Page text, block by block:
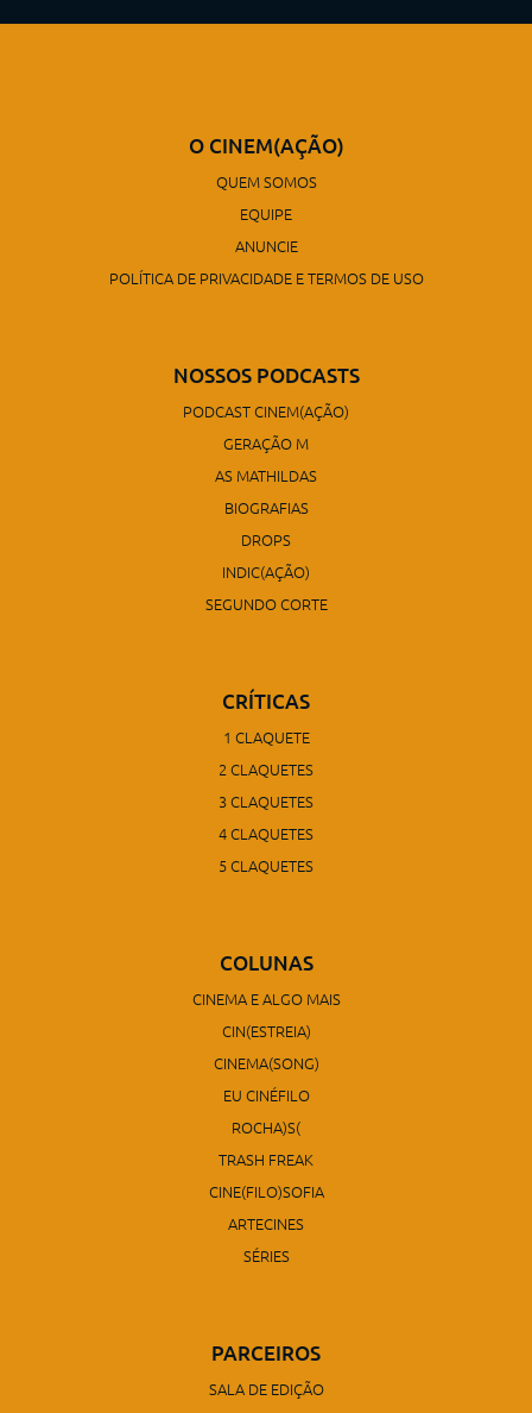
O CINEM(AÇÃO)
QUEM SOMOS
EQUIPE
ANUNCIE
POLÍTICA DE PRIVACIDADE E TERMOS DE USO
NOSSOS PODCASTS
PODCAST CINEM(AÇÃO)
GERAÇÃO M
AS MATHILDAS
BIOGRAFIAS
DROPS
INDIC(AÇÃO)
SEGUNDO CORTE
CRÍTICAS
1 CLAQUETE
2 CLAQUETES
3 CLAQUETES
4 CLAQUETES
5 CLAQUETES
COLUNAS
CINEMA E ALGO MAIS
CIN(ESTREIA)
CINEMA(SONG)
EU CINÉFILO
ROCHA)S(
TRASH FREAK
CINE(FILO)SOFIA
ARTECINES
SÉRIES
PARCEIROS
SALA DE EDIÇÃO